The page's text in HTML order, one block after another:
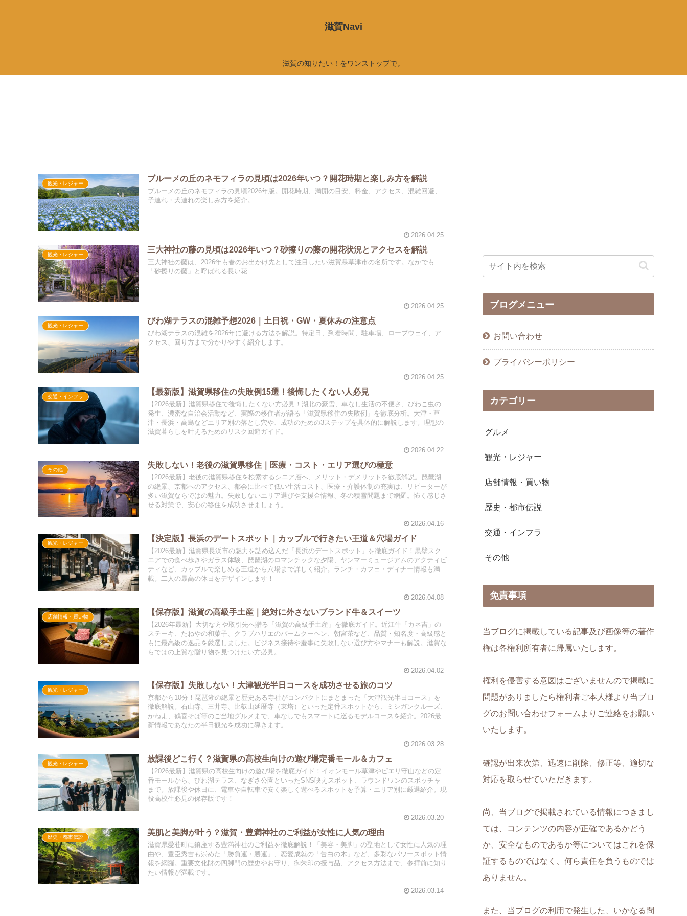
滋賀Navi
滋賀の知りたい！をワンストップで。
観光・レジャー
ブルーメの丘のネモフィラの見頃は2026年いつ？開花時期と楽しみ方を解説
ブルーメの丘のネモフィラの見頃2026年版。開花時期、満開の目安、料金、アクセス、混雑回避、
子連れ・犬連れの楽しみ方を紹介。
2026.04.25
観光・レジャー
三大神社の藤の見頃は2026年いつ？砂擦りの藤の開花状況とアクセスを解説
三大神社の藤は、2026年も春のお出かけ先として注目したい滋賀県草津市の名所です。なかでも
「砂擦りの藤」と呼ばれる長い花...
2026.04.25
観光・レジャー
びわ湖テラスの混雑予想2026｜土日祝・GW・夏休みの注意点
びわ湖テラスの混雑を2026年に避ける方法を解説。特定日、到着時間、駐車場、ロープウェイ、ア
クセス、回り方まで分かりやすく紹介します。
2026.04.25
交通・インフラ
【最新版】滋賀県移住の失敗例15選！後悔したくない人必見
【2026最新】滋賀県移住で後悔したくない方必見！湖北の豪雪、車なし生活の不便さ、びわこ虫の
発生、濃密な自治会活動など、実際の移住者が語る「滋賀県移住の失敗例」を徹底分析。大津・草
津・長浜・高島などエリア別の落とし穴や、成功のための3ステップを具体的に解説します。理想の
滋賀暮らしを叶えるためのリスク回避ガイド。
2026.04.22
その他
失敗しない！老後の滋賀県移住｜医療・コスト・エリア選びの極意
【2026最新】老後の滋賀県移住を検索するシニア層へ、メリット・デメリットを徹底解説。琵琶湖
の絶景、京都へのアクセス、都会に比べて低い生活コスト、医療・介護体制の充実は、リピーターが
多い滋賀ならではの魅力。失敗しないエリア選びや支援金情報、冬の積雪問題まで網羅。怖く感じさ
せる対策で、安心の移住を成功させましょう。
2026.04.16
観光・レジャー
【決定版】長浜のデートスポット｜カップルで行きたい王道＆穴場ガイド
【2026最新】滋賀県長浜市の魅力を詰め込んだ「長浜のデートスポット」を徹底ガイド！黒壁スク
エアでの食べ歩きやガラス体験、琵琶湖のロマンチックな夕陽、ヤンマーミュージアムのアクティビ
ティなど、カップルで楽しめる王道から穴場まで詳しく紹介。ランチ・カフェ・ディナー情報も満
載。二人の最高の休日をデザインします！
2026.04.08
店舗情報・買い物
【保存版】滋賀の高級手土産｜絶対に外さないブランド牛＆スイーツ
【2026年最新】大切な方や取引先へ贈る「滋賀の高級手土産」を徹底ガイド。近江牛「カネ吉」の
ステーキ、たねやの和菓子、クラブハリエのバームクーヘン、朝宮茶など、品質・知名度・高級感と
もに最高級の逸品を厳選しました。ビジネス接待や慶事に失敗しない選び方やマナーも解説。滋賀な
らではの上質な贈り物を見つけたい方必見。
2026.04.02
観光・レジャー
【保存版】失敗しない！大津観光半日コースを成功させる旅のコツ
京都から10分！琵琶湖の絶景と歴史ある寺社がコンパクトにまとまった「大津観光半日コース」を
徹底解説。石山寺、三井寺、比叡山延暦寺（東塔）といった定番スポットから、ミシガンクルーズ、
かねよ、鶴喜そば等のご当地グルメまで、車なしでもスマートに巡るモデルコースを紹介。2026最
新情報であなたの半日観光を成功に導きます。
2026.03.28
観光・レジャー
放課後どこ行く？滋賀県の高校生向けの遊び場定番モール＆カフェ
【2026最新】滋賀県の高校生向けの遊び場を徹底ガイド！イオンモール草津やピエリ守山などの定
番モールから、びわ湖テラス、なぎさ公園といったSNS映えスポット、ラウンドワンのスポッチャ
まで。放課後や休日に、電車や自転車で安く楽しく遊べるスポットを予算・エリア別に厳選紹介。現
役高校生必見の保存版です！
2026.03.20
歴史・都市伝説
美肌と美脚が叶う？滋賀・豊満神社のご利益が女性に人気の理由
滋賀県愛荘町に鎮座する豊満神社のご利益を徹底解説！「美容・美脚」の聖地として女性に人気の理
由や、豊臣秀吉も崇めた「勝負運・勝運」、恋愛成就の「告白の木」など、多彩なパワースポット情
報を網羅。重要文化財の四脚門の歴史やお守り、御朱印の授与品、アクセス方法まで、参拝前に知り
たい情報が満載です。
2026.03.14
ブログメニュー
お問い合わせ
プライバシーポリシー
カテゴリー
グルメ
観光・レジャー
店舗情報・買い物
歴史・都市伝説
交通・インフラ
その他
免責事項
当ブログに掲載している記事及び画像等の著作
権は各権利所有者に帰属いたします。
権利を侵害する意図はございませんので掲載に
問題がありましたら権利者ご本人様より当ブロ
グのお問い合わせフォームよりご連絡をお願い
いたします。
確認が出来次第、迅速に削除、修正等、適切な
対応を取らせていただきます。
尚、当ブログで掲載されている情報につきまし
ては、コンテンツの内容が正確であるかどう
か、安全なものであるか等についてはこれを保
証するものではなく、何ら責任を負うものでは
ありません。
また、当ブログの利用で発生した、いかなる問